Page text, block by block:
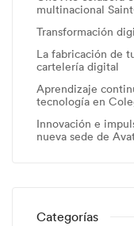
multinacional
Transformación
La fabricación de
cartelería digital
Aprendizaje
tecnología en
Innovación e
nueva sede de
Categorías